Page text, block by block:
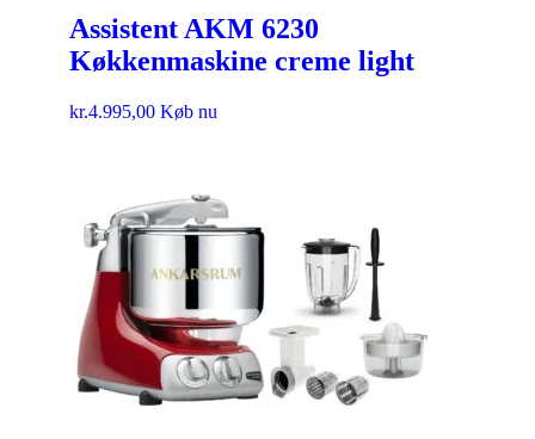
Assistent AKM 6230
Køkkenmaskine creme light
kr.4.995,00 Køb nu